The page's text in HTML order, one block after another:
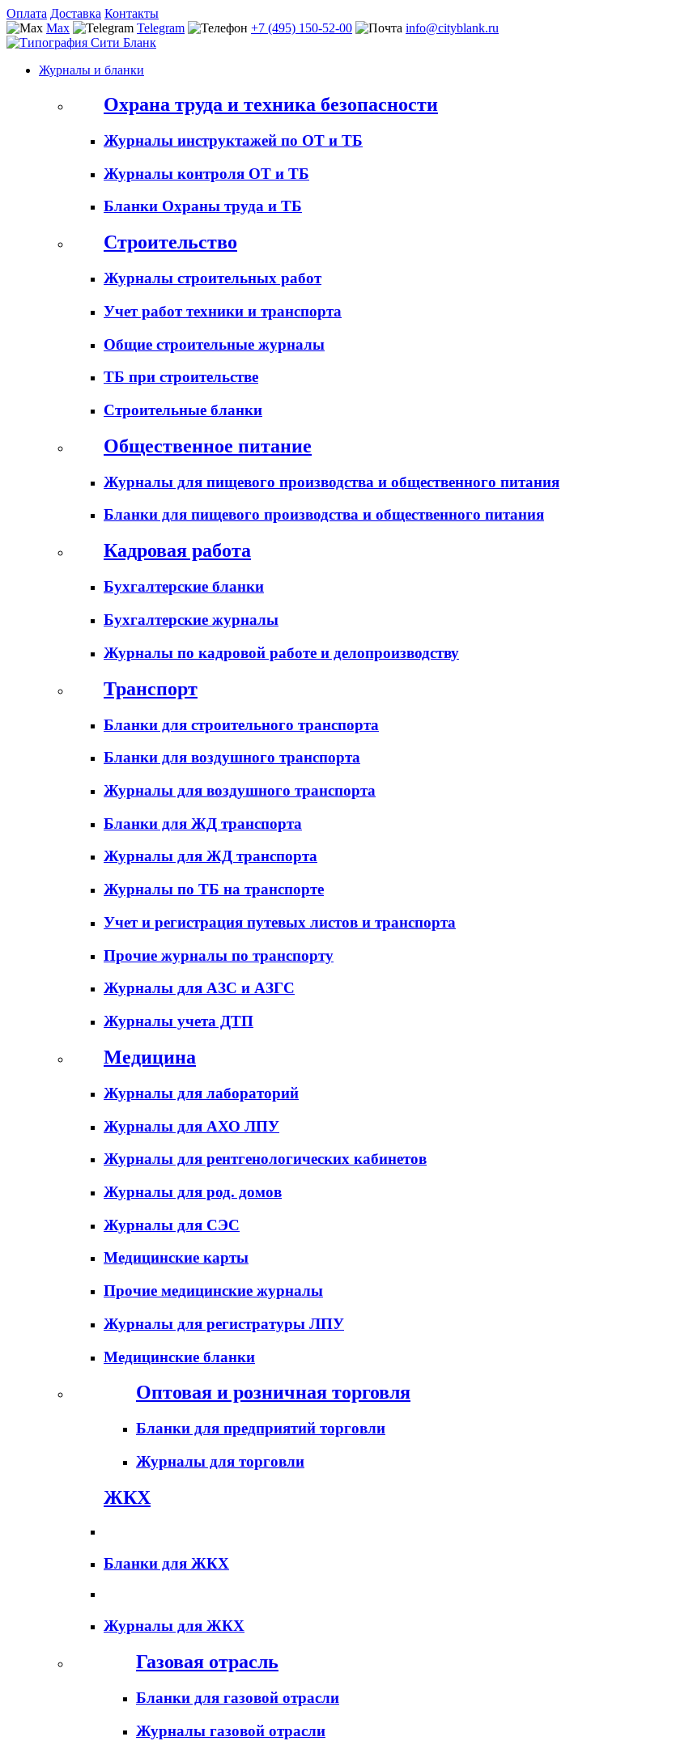
Оплата Доставка Контакты
Max
Telegram +7 (495) 150-52-00 info@cityblank.ru
Журналы и бланки
Охрана труда и техника безопасности
Журналы инструктажей по ОТ и ТБ
Журналы контроля ОТ и ТБ
Бланки Охраны труда и ТБ
Строительство
Журналы строительных работ
Учет работ техники и транспорта
Общие строительные журналы
ТБ при строительстве
Строительные бланки
Общественное питание
Журналы для пищевого производства и общественного питания
Бланки для пищевого производства и общественного питания
Кадровая работа
Бухгалтерские бланки
Бухгалтерские журналы
Журналы по кадровой работе и делопроизводству
Транспорт
Бланки для строительного транспорта
Бланки для воздушного транспорта
Журналы для воздушного транспорта
Бланки для ЖД транспорта
Журналы для ЖД транспорта
Журналы по ТБ на транспорте
Учет и регистрация путевых листов и транспорта
Прочие журналы по транспорту
Журналы для АЗС и АЗГС
Журналы учета ДТП
Медицина
Журналы для лабораторий
Журналы для АХО ЛПУ
Журналы для рентгенологических кабинетов
Журналы для род. домов
Журналы для СЭС
Медицинские карты
Прочие медицинские журналы
Журналы для регистратуры ЛПУ
Медицинские бланки
Оптовая и розничная торговля
Бланки для предприятий торговли
Журналы для торговли
ЖКХ
Бланки для ЖКХ
Журналы для ЖКХ
Газовая отрасль
Бланки для газовой отрасли
Журналы газовой отрасли